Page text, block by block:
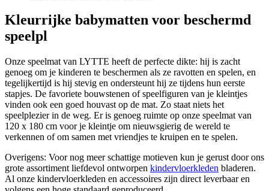
Kleurrijke babymatten voor beschermd
speelpl
Onze speelmat van LYTTE heeft de perfecte dikte: hij is zacht
genoeg om je kinderen te beschermen als ze ravotten en spelen, en
tegelijkertijd is hij stevig en ondersteunt hij ze tijdens hun eerste
stapjes. De favoriete bouwstenen of speelfiguren van je kleintjes
vinden ook een goed houvast op de mat. Zo staat niets het
speelplezier in de weg. Er is genoeg ruimte op onze speelmat van
120 x 180 cm voor je kleintje om nieuwsgierig de wereld te
verkennen of om samen met vriendjes te kruipen en te spelen.
Overigens: Voor nog meer schattige motieven kun je gerust door ons
grote assortiment liefdevol ontworpen kindervloerkleden bladeren.
Al onze kindervloerkleden en accessoires zijn direct leverbaar en